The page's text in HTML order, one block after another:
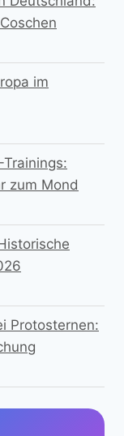
im
zum Mond
Protosternen: